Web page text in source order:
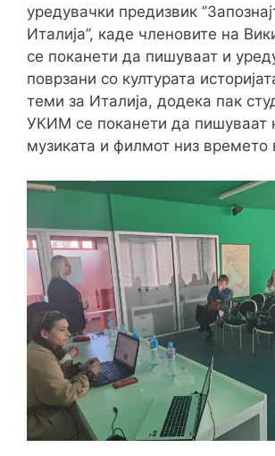
уредувачки предизвик
Италија’’, каде членовите на
се поканети да пишуваат и
поврзани со културата
теми за Италија, додека пак
УКИМ се поканети да пишуваат
музиката и филмот низ времето